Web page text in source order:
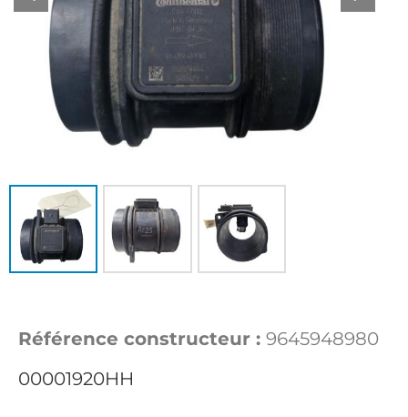
Référence constructeur : 9645948980
00001920HH